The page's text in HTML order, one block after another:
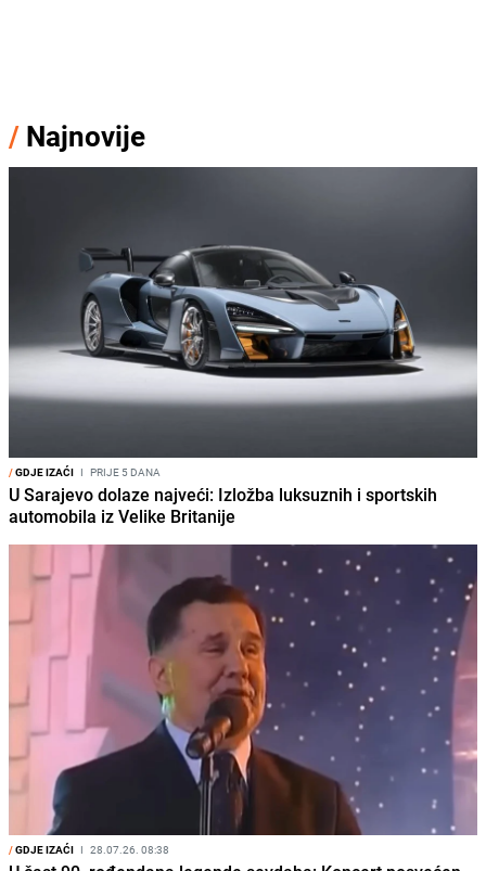
/ Najnovije
/GDJE IZAĆI I PRIJE 5 DANA
U Sarajevo dolaze najveći: Izložba luksuznih i sportskih
automobila iz Velike Britanije
/GDJE IZAĆI I 28.07.26. 08:38